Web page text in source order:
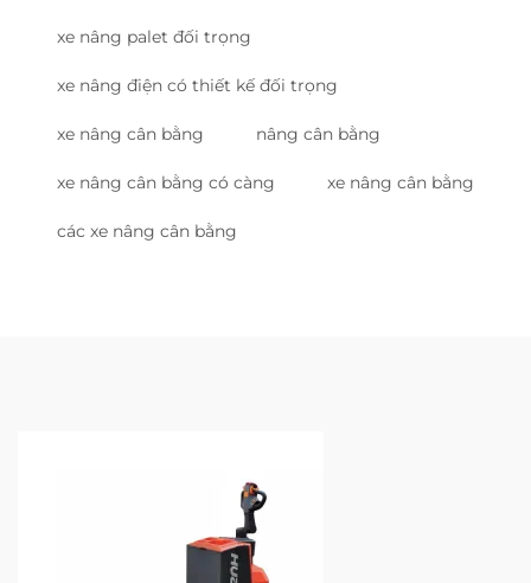
xe nâng palet đối trọng
xe nâng điện có thiết kế đối trọng
xe nâng cân bằng nâng cân bằng
xe nâng cân bằng có càng xe nâng cân bằng
các xe nâng cân bằng